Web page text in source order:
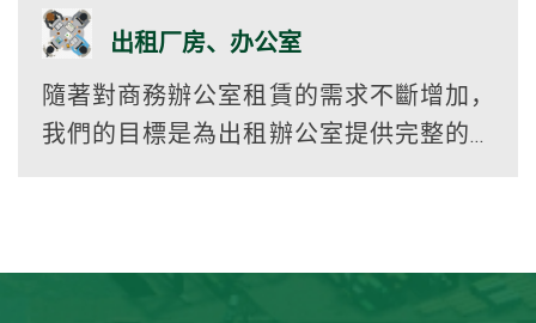
要的业务领域之一。 PH...
出租厂房、办公室
隨著對商務辦公室租賃的需求不斷增加，
我們的目標是為出租辦公室提供完整的公